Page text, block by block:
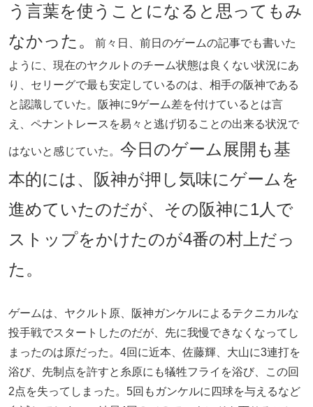
う言葉を使うことになると思ってもみ
なかった。
前々日、前日のゲームの記事でも書いた
ように、現在のヤクルトのチーム状態は良くない状況にあ
り、セリーグで最も安定しているのは、相手の阪神である
と認識していた。阪神に9ゲーム差を付けているとは言
え、ペナントレースを易々と逃げ切ることの出来る状況で
はないと感じていた。 今日のゲーム展開も基
本的には、阪神が押し気味にゲームを
進めていたのだが、その阪神に1人で
ストップをかけたのが4番の村上だっ
た。
ゲームは、ヤクルト原、阪神ガンケルによるテクニカルな
投手戦でスタートしたのだが、先に我慢できなくなってし
まったのは原だった。4回に近本、佐藤輝、大山に3連打を
浴び、先制点を許すと糸原にも犠牲フライを浴び、この回
2点を失ってしまった。5回もガンケルに四球を与えるなど